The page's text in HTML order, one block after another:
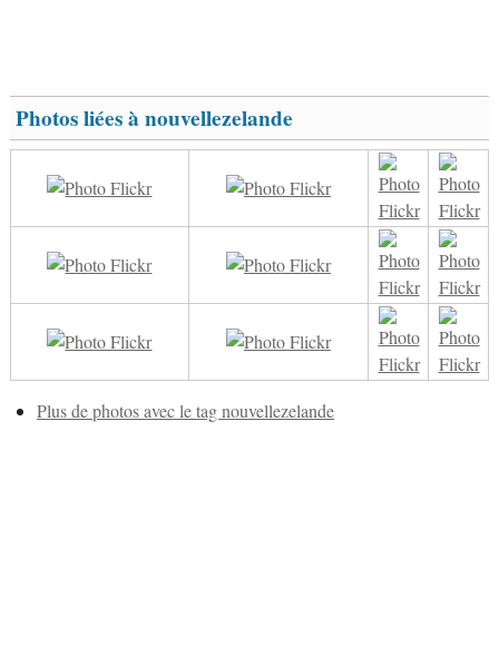
Photos liées à nouvellezelande
Plus de photos avec le tag nouvellezelande